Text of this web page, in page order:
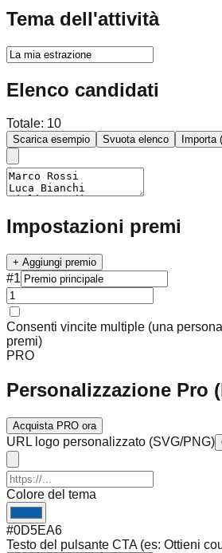
Tema dell'attività
Elenco candidati
Totale: 10
Scarica esempio Svuota elenco Importa
Impostazioni premi
+ Aggiungi premio
#1
Consenti vincite multiple (una
premi)
PRO
Personalizzazione Pro
Acquista PRO ora
URL logo personalizzato (SVG/PNG)
Colore del tema
#0D5EA6
Testo del pulsante CTA (es: Ottieni